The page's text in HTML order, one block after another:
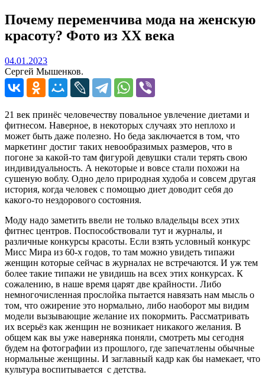
Почему переменчива мода на женскую
красоту? Фото из XX века
04.01.202304.01.2023
Сергей Мышенков.
21 век принёс человечеству повальное увлечение диетами и
фитнесом. Наверное, в некоторых случаях это неплохо и
может быть даже полезно. Но беда заключается в том, что
маркетинг достиг таких невообразимых размеров, что в
погоне за какой-то там фигурой девушки стали терять свою
индивидуальность. А некоторые и вовсе стали похожи на
сушеную воблу. Одно дело природная худоба и совсем другая
история, когда человек с помощью диет доводит себя до
какого-то нездорового состояния.
Моду надо заметить ввели не только владельцы всех этих
фитнес центров. Поспособствовали тут и журналы, и
различные конкурсы красоты. Если взять условный конкурс
Мисс Мира из 60-х годов, то там можно увидеть типажи
женщин которые сейчас в журналах не встречаются. И уж тем
более такие типажи не увидишь на всех этих конкурсах. К
сожалению, в наше время царят две крайности. Либо
немногочисленная прослойка пытается навязать нам мысль о
том, что ожирение это нормально, либо наоборот мы видим
модели вызывающие желание их покормить. Рассматривать
их всерьёз как женщин не возникает никакого желания. В
общем как вы уже наверняка поняли, смотреть мы сегодня
будем на фотографии из прошлого, где запечатлены обычные
нормальные женщины. И заглавный кадр как бы намекает, что
культура воспитывается с детства.